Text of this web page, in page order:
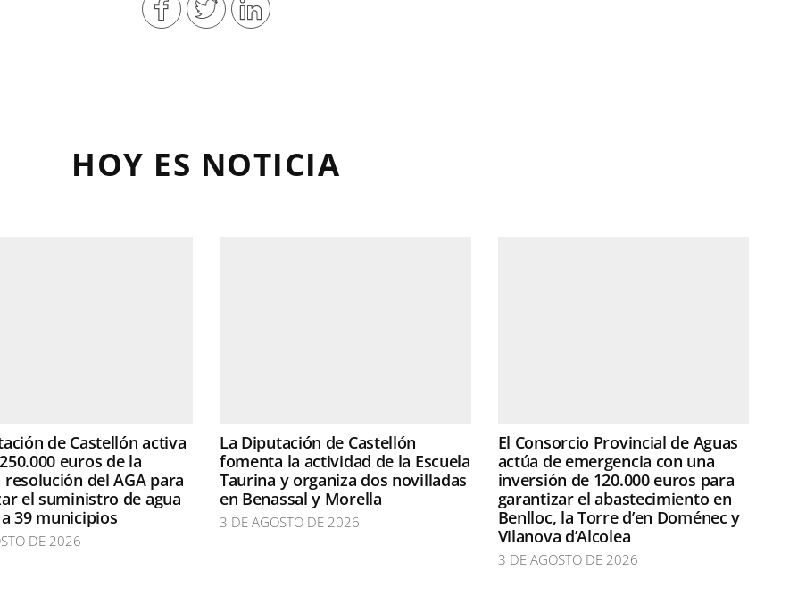
HOY ES NOTICIA
de Castellón activa
euros de la
del AGA para
el suministro de agua
39 municipios
DE 2026
La Diputación de Castellón
fomenta la actividad de la Escuela
Taurina y organiza dos novilladas
en Benassal y Morella
3 DE AGOSTO DE 2026
El Consorcio Provincial de Aguas
actúa de emergencia con una
inversión de 120.000 euros para
garantizar el abastecimiento en
Benlloc, la Torre d’en Doménec y
Vilanova d’Alcolea
3 DE AGOSTO DE 2026